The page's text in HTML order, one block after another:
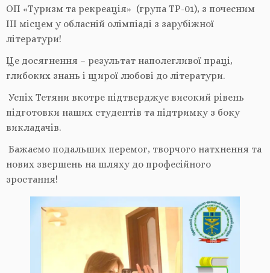
ОП «Туризм та рекреація» (група ТР-01), з почесним
III місцем у обласній олімпіаді з зарубіжної
літератури!
Це досягнення – результат наполегливої праці,
глибоких знань і щирої любові до літератури.
Успіх Тетяни вкотре підтверджує високий рівень
підготовки наших студентів та підтримку з боку
викладачів.
Бажаємо подальших перемог, творчого натхнення та
нових звершень на шляху до професійного
зростання!